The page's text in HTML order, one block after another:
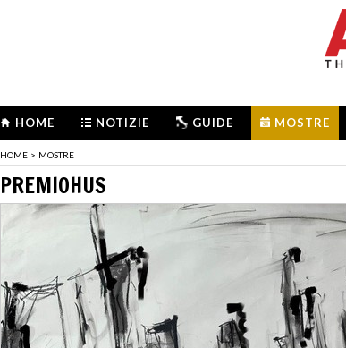
HOME NOTIZIE GUIDE MOSTRE
HOME > MOSTRE
PREMIOHUS